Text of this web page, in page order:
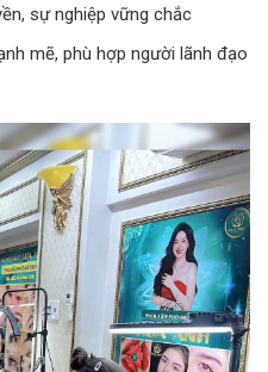
sự nghiệp vững chắc
mẽ, phù hợp người lãnh đạo